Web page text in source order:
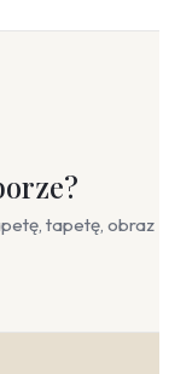
tapetę, obraz